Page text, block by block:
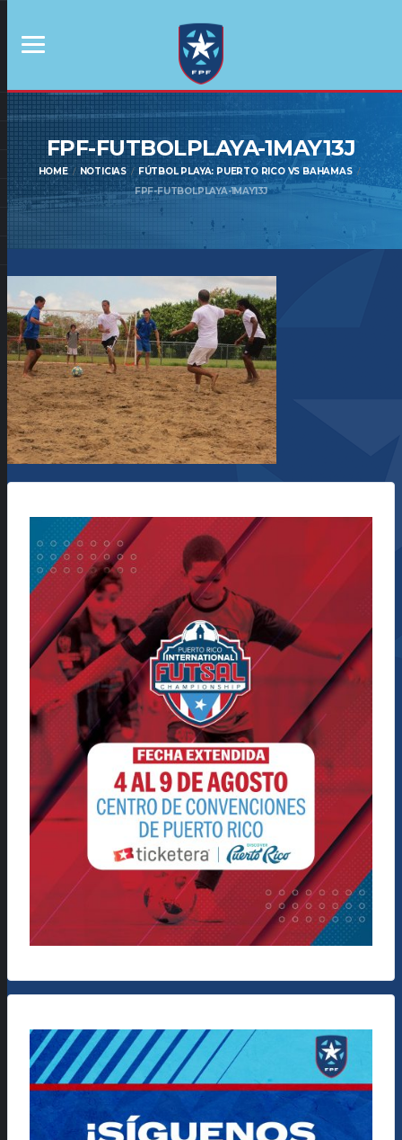
FPF-FUTBOLPLAYA-1MAY13J
HOME NOTICIAS
FÚTBOL PLAYA: PUERTO RICO VS BAHAMAS
FPF-FUTBOLPLAYA-1MAY13J